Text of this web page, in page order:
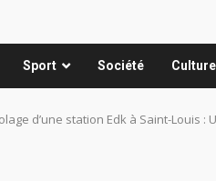
Sport Société Culture
d’une station Edk à Saint-Louis